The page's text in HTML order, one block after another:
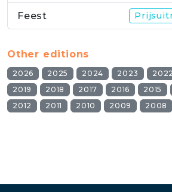
Feest
Other editions
2026 2025 2024 2023 2022
2019
2018 2017 2016 2015
2012
2011 2010 2009 2008